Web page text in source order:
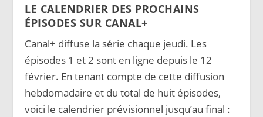
LE CALENDRIER DES PROCHAINS
ÉPISODES SUR CANAL+
Canal+ diffuse la série chaque jeudi. Les
épisodes 1 et 2 sont en ligne depuis le 12
février. En tenant compte de cette diffusion
hebdomadaire et du total de huit épisodes,
voici le calendrier prévisionnel jusqu’au final :